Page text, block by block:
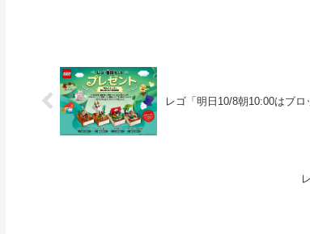
レゴ「明日10/8朝10:00はブ